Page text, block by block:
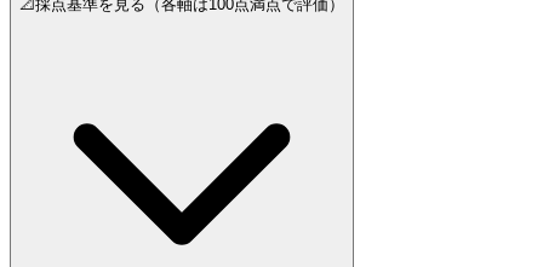
📐採点基準を見る（各軸は100点満点で評価）